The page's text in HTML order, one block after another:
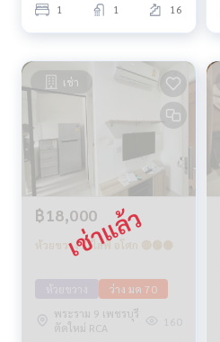
1 1 16
เช่า
฿18,000
ห้วยขวาง 💥ไลฟ์ อโศก 🔴🟢🟡
ว่าง มค 70
พระราม 9 เพชรบุรี
ตัดใหม่ RCA
160